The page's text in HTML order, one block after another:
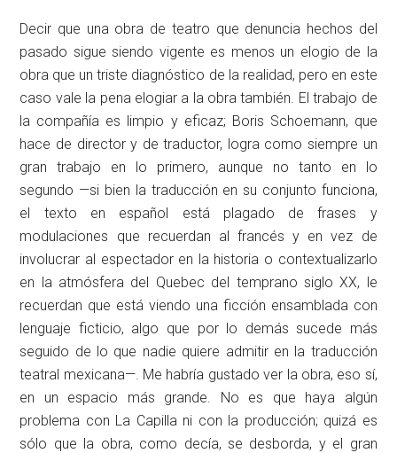
Decir que una obra de teatro que denuncia hechos del
pasado sigue siendo vigente es menos un elogio de la
obra que un triste diagnóstico de la realidad, pero en este
caso vale la pena elogiar a la obra también. El trabajo de
la compañía es limpio y eficaz; Boris Schoemann, que
hace de director y de traductor, logra como siempre un
gran trabajo en lo primero, aunque no tanto en lo
segundo —si bien la traducción en su conjunto funciona,
el texto en español está plagado de frases y
modulaciones que recuerdan al francés y en vez de
involucrar al espectador en la historia o contextualizarlo
en la atmósfera del Quebec del temprano siglo XX, le
recuerdan que está viendo una ficción ensamblada con
lenguaje ficticio, algo que por lo demás sucede más
seguido de lo que nadie quiere admitir en la traducción
teatral mexicana—. Me habría gustado ver la obra, eso sí,
en un espacio más grande. No es que haya algún
problema con La Capilla ni con la producción; quizá es
sólo que la obra, como decía, se desborda, y el gran